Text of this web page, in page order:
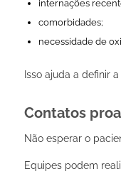
internações
comorbidades;
necessidade de
Isso ajuda a definir
Contatos
Não esperar o
Equipes podem